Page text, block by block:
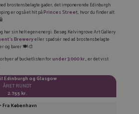
TWITTER
E-MAIL
brostensbelagte gader, det imponerende Edinburgh
er også et hit påPrinces Street, hvor du finder alt
har sin helt egen energi. Besøg Kelvingrove Art Gallery
Breweryeller spadsér ned ad brostensbelagte
og barer 🍽️🎨
af bucketlisten forunder 3.000 kr., er det vist
Edinburgh og Glasgow
ÅRET RUNDT
2.755 kr.
Fra København